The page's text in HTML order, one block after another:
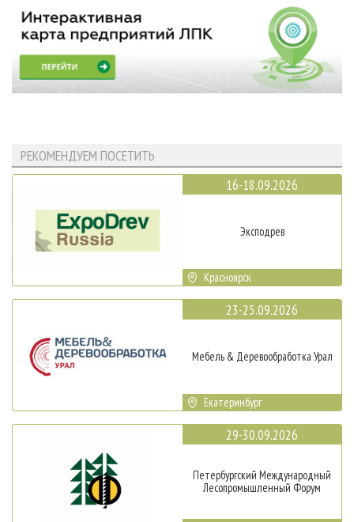
РЕКОМЕНДУЕМ ПОСЕТИТЬ
16-18.09.2026
Эксподрев
Красноярск
23-25.09.2026
Мебель & Деревообработка Урал
Екатеринбург
29-30.09.2026
Петербургский Международный
Лесопромышленный Форум